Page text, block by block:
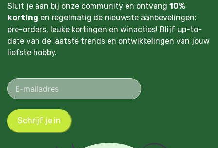
Sluit je aan bij onze community en ontvang 10%
korting en regelmatig de nieuwste aanbevelingen:
pre-orders, leuke kortingen en winacties! Blijf up-to-
date van de laatste trends en ontwikkelingen van jouw
liefste hobby.
Schrijf je in